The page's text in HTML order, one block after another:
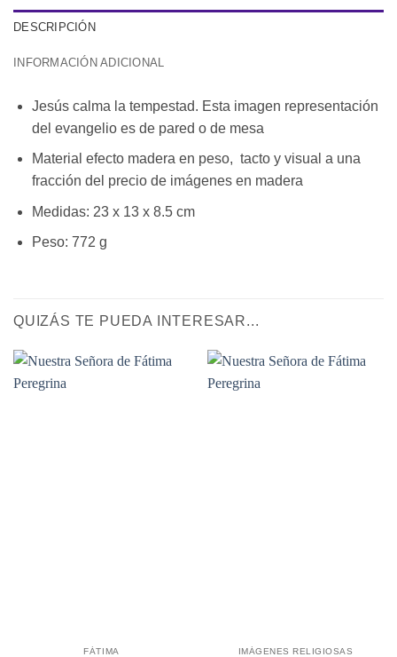
DESCRIPCIÓN
INFORMACIÓN ADICIONAL
Jesús calma la tempestad. Esta imagen representación
del evangelio es de pared o de mesa
Material efecto madera en peso, tacto y visual a una
fracción del precio de imágenes en madera
Medidas: 23 x 13 x 8.5 cm
Peso: 772 g
QUIZÁS TE PUEDA INTERESAR...
FÁTIMA IMÁGENES RELIGIOSAS